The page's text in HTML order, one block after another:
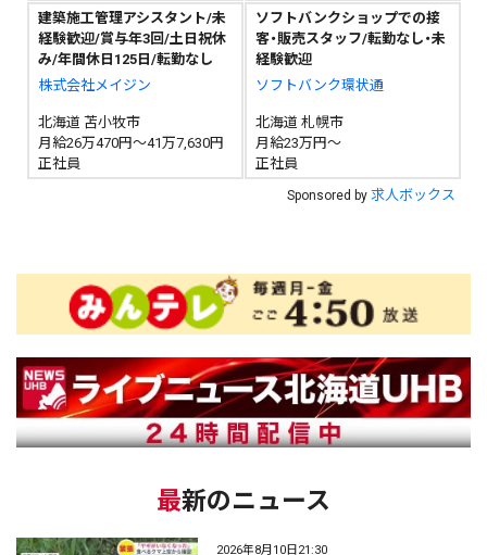
建築施工管理アシスタント/未
経験歓迎/賞与年3回/土日祝休
み/年間休日125日/転勤なし
株式会社メイジン
北海道 苫小牧市
月給26万470円～41万7,630円
正社員
ソフトバンクショップでの接
客・販売スタッフ/転勤なし・未
経験歓迎
ソフトバンク環状通
北海道 札幌市
月給23万円～
正社員
Sponsored by 求人ボックス
最新のニュース
2026年8月10日21:30